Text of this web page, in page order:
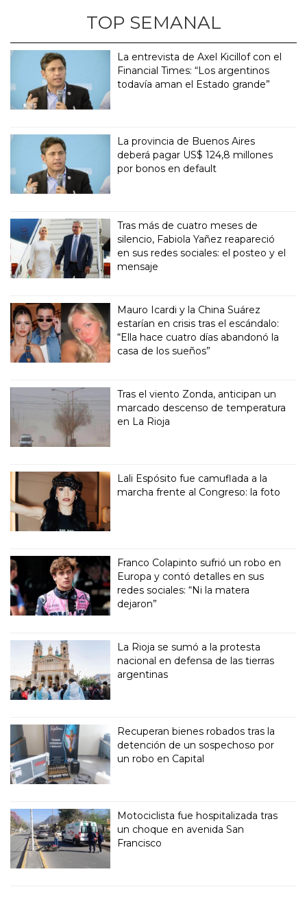
TOP SEMANAL
La entrevista de Axel Kicillof con el
Financial Times: “Los argentinos
todavía aman el Estado grande”
La provincia de Buenos Aires
deberá pagar US$ 124,8 millones
por bonos en default
Tras más de cuatro meses de
silencio, Fabiola Yañez reapareció
en sus redes sociales: el posteo y el
mensaje
Mauro Icardi y la China Suárez
estarían en crisis tras el escándalo:
“Ella hace cuatro días abandonó la
casa de los sueños”
Tras el viento Zonda, anticipan un
marcado descenso de temperatura
en La Rioja
Lali Espósito fue camuflada a la
marcha frente al Congreso: la foto
Franco Colapinto sufrió un robo en
Europa y contó detalles en sus
redes sociales: “Ni la matera
dejaron”
La Rioja se sumó a la protesta
nacional en defensa de las tierras
argentinas
Recuperan bienes robados tras la
detención de un sospechoso por
un robo en Capital
Motociclista fue hospitalizada tras
un choque en avenida San
Francisco